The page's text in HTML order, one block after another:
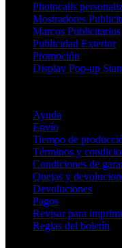
Photocalls
Mostradores
Marcos Publicitarios
Publicidad Exterior
Promoción
Display Pop-up
Ayuda
Envío
Tiempo de
Términos y
Condiciones de
Quejas y
Devoluciones
Pagos
Revisar para
Reglas del boletín